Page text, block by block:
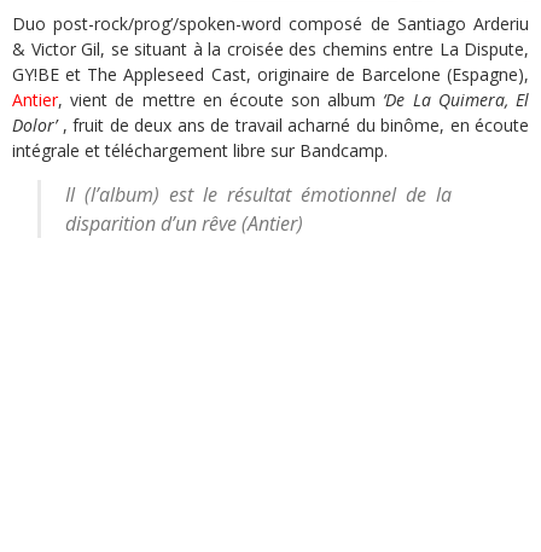
Duo post-rock/prog’/spoken-word composé de Santiago Arderiu
& Victor Gil, se situant à la croisée des chemins entre La Dispute,
GY!BE et The Appleseed Cast, originaire de Barcelone (Espagne),
Antier, vient de mettre en écoute son album ‘De La Quimera, El
Dolor’, fruit de deux ans de travail acharné du binôme, en écoute
intégrale et téléchargement libre sur Bandcamp.
Il (l’album) est le résultat émotionnel de la
disparition d’un rêve (Antier)